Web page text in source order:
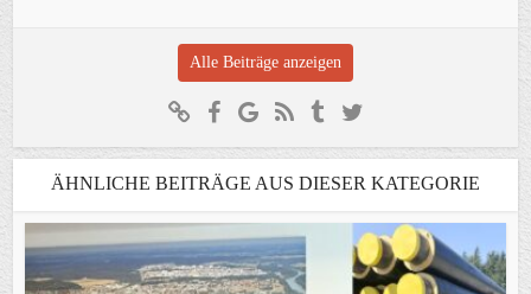
Alle Beiträge anzeigen
ÄHNLICHE BEITRÄGE AUS DIESER KATEGORIE